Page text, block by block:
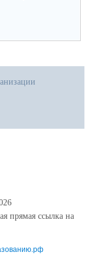
прямая ссылка на